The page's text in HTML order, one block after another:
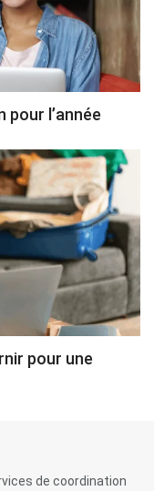
pour l’année
pour une
de coordination